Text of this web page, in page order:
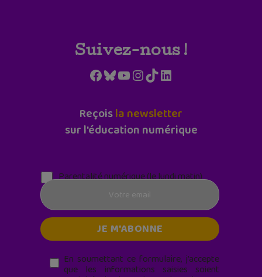
Suivez-nous !
Facebook
Bluesky
YouTube
Instagram
TikTokLinkedIn
Reçoisla newsletter
sur l'éducation numérique
Parentalité numérique (le lundi matin)
En soumettant ce formulaire, j’accepte
que les informations saisies soient